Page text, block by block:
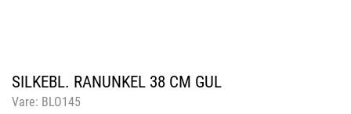
SILKEBL. RANUNKEL 38 CM GUL
Vare: BLO145